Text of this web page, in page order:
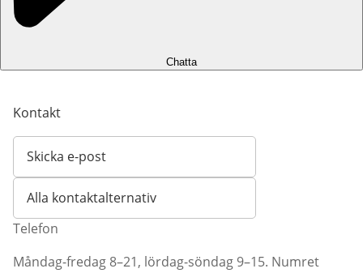
Chatta
Kontakt
Skicka e-post
Öppnar e-postklient
Alla kontaktalternativ
Telefon
Måndag-fredag 8–21, lördag-söndag 9–15. Numret